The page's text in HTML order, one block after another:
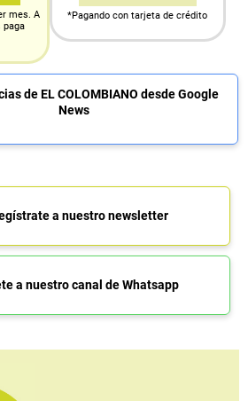
mes. A
paga
*Pagando con tarjeta de crédito
de EL COLOMBIANO desde Google
News
a nuestro newsletter
a nuestro canal de Whatsapp